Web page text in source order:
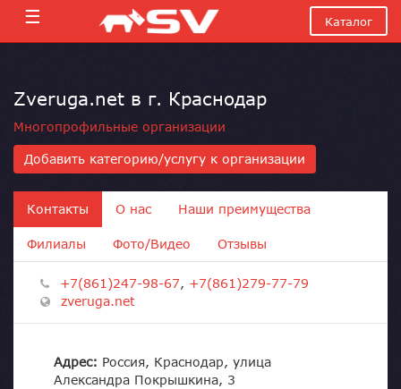
☰ Каталог
Zveruga.net в г. Краснодар
Многопрофильные организации
Добавить категорию/услугу к организации
Контакты О нас Наши преимущества
Филиалы Фото/Видео Отзывы
+7(861)247-98-67, +7(861)279-77-79
zveruga.net
Адрес: Россия, Краснодар, улица
Александра Покрышкина, 3